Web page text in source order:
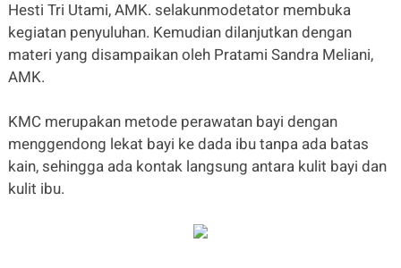
Hesti Tri Utami, AMK. selakunmodetator membuka
kegiatan penyuluhan. Kemudian dilanjutkan dengan
materi yang disampaikan oleh Pratami Sandra Meliani,
AMK.
KMC merupakan metode perawatan bayi dengan
menggendong lekat bayi ke dada ibu tanpa ada batas
kain, sehingga ada kontak langsung antara kulit bayi dan
kulit ibu.